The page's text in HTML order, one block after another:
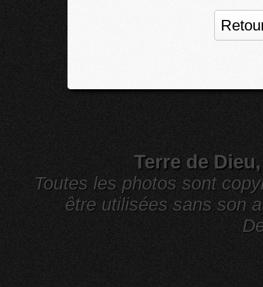
Terre de
Toutes les photos sont
être utilisées sans son